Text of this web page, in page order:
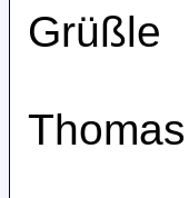
Grüßle
Thomas